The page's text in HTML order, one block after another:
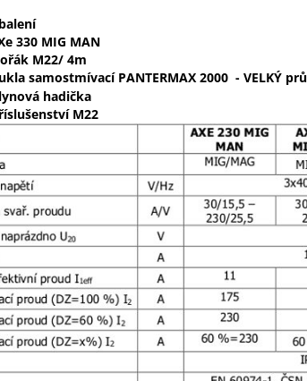
330 MIG MAN
M22/ 4m
samostmívací PANTERMAX 2000 - VELKÝ
hadička
M22